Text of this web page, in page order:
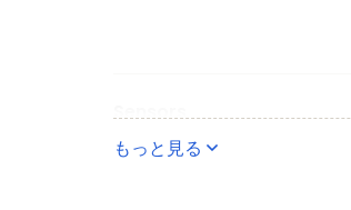
Sensors
もっと見る